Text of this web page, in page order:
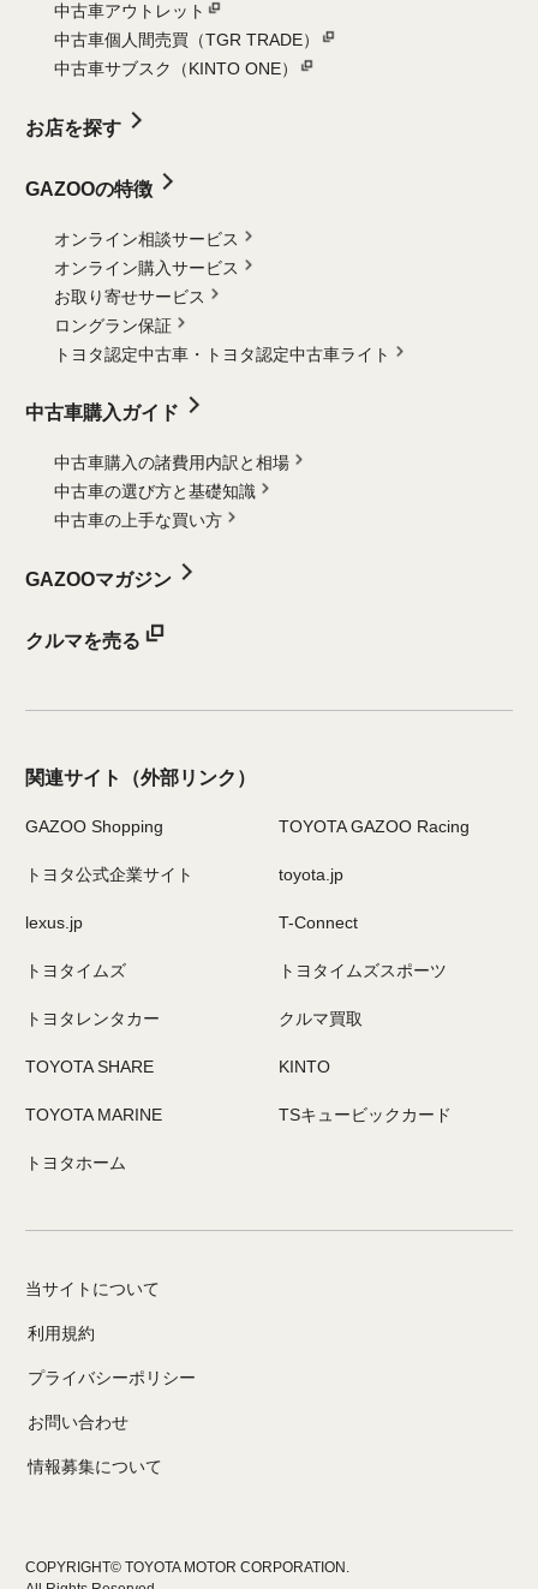
中古車アウトレット
中古車個人間売買（TGR TRADE）
中古車サブスク（KINTO ONE）
お店を探す
GAZOOの特徴
オンライン相談サービス
オンライン購入サービス
お取り寄せサービス
ロングラン保証
トヨタ認定中古車・
トヨタ認定中古車ライト
中古車購入ガイド
中古車購入の諸費用内訳と相場
中古車の選び方と基礎知識
中古車の上手な買い方
GAZOOマガジン
クルマを売る
関連サイト （外部リンク）
GAZOO Shopping TOYOTA GAZOO Racing
トヨタ公式企業サイト toyota.jp
lexus.jp T-Connect
トヨタイムズ トヨタイムズスポーツ
トヨタレンタカー クルマ買取
TOYOTA SHARE KINTO
TOYOTA MARINE TSキュービックカード
トヨタホーム
当サイトについて
利用規約
プライバシーポリシー
お問い合わせ
情報募集について
COPYRIGHT© TOYOTA MOTOR CORPORATION.